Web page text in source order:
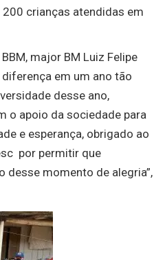
crianças atendidas em
major BM Luiz Felipe
em um ano tão
desse ano,
o apoio da sociedade para
e esperança, obrigado ao
por permitir que
momento de alegria”,